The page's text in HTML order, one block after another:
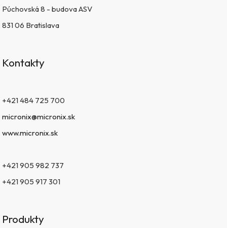
Púchovská 8 - budova ASV
831 06 Bratislava
Kontakty
+421 484 725 700
micronix@micronix.sk
www.micronix.sk
+421 905 982 737
+421 905 917 301
Produkty